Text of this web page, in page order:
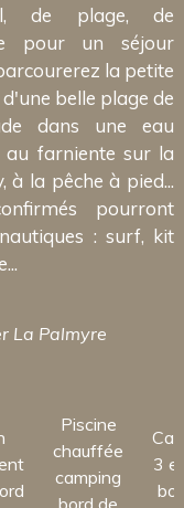
de plage, de
pour un séjour
la petite
belle plage de
dans une eau
au farniente sur la
à la pêche à pied...
pourront
: surf, kit
La Palmyre
Piscine
chauffée
camping
bord de
3